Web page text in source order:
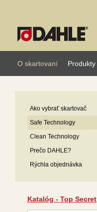
O skartovaní Produkty
Ako vybrať skartovač
Safe Technology
Clean Technology
Prečo DAHLE?
Rýchla objednávka
Katalóg - Top Secret